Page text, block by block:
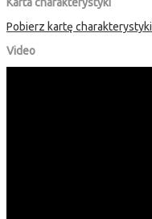
Pobierz kartę charakterystyki
Video